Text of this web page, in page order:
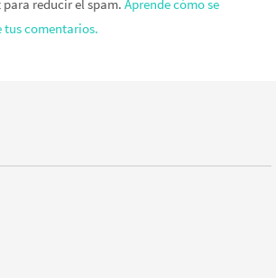
para reducir el spam. Aprende cómo se
tus comentarios.